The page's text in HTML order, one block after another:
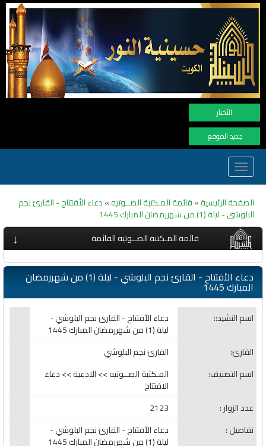
الأخبار
جديد الموقع:
Toggle
navigation
الصفحة الرئيسية»قائمة المـكتبة الصــوتيه»دعاء الأفتتاح - القارئ نجم
البلوشي - ليلة (1) من شهررمضان المبارك 1445
↓ قائمة المـكتبة الصــوتيه القائمة
دعاء الأفتتاح - القارئ نجم البلوشي - ليلة (1) من شهررمضان
المبارك 1445
اسم النشيد:: دعاء الأفتتاح - القارئ نجم البلوشي -
ليلة (1) من شهررمضان المبارك 1445
القارئ:
القارئ نجم البلوشي
اسم التصنيف:
المـكتبة الصــوتيه >> الادعية >> دعاء
الافتتاح
عدد الزوار :
2123
تفاصيل :
دعاء الأفتتاح - القارئ نجم البلوشي -
ليلة (1) من شهررمضان المبارك 1445